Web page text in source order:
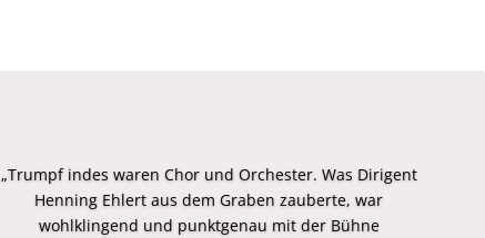
„Trumpf indes waren Chor und Orchester. Was Dirigent
Henning Ehlert aus dem Graben zauberte, war
wohlklingend und punktgenau mit der Bühne